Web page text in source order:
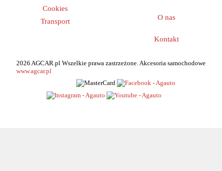
Cookies
Transport
O nas
Kontakt
2026 AGCAR.pl Wszelkie prawa zastrzeżone. Akcesoria samochodowe
www.agcar.pl